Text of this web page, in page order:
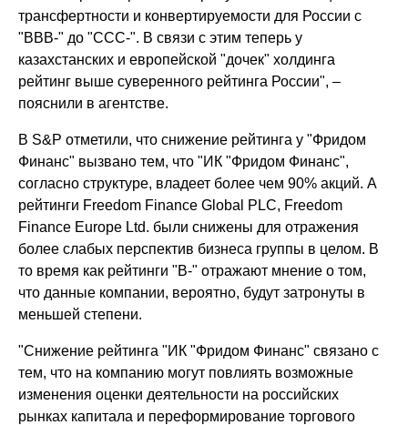
трансфертности и конвертируемости для России с
"BBB-" до "CCC-". В связи с этим теперь у
казахстанских и европейской "дочек" холдинга
рейтинг выше суверенного рейтинга России", –
пояснили в агентстве.
В S&P отметили, что снижение рейтинга у "Фридом
Финанc" вызвано тем, что "ИК "Фридом Финанс",
согласно структуре, владеет более чем 90% акций. А
рейтинги Freedom Finance Global PLC, Freedom
Finance Europe Ltd. были снижены для отражения
более слабых перспектив бизнеса группы в целом. В
то время как рейтинги "B-" отражают мнение о том,
что данные компании, вероятно, будут затронуты в
меньшей степени.
"Снижение рейтинга "ИК "Фридом Финанс" связано с
тем, что на компанию могут повлиять возможные
изменения оценки деятельности на российских
рынках капитала и переформирование торгового